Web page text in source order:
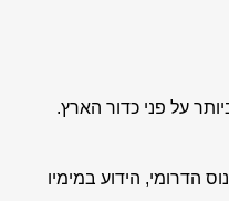
על פני כדור הארץ.
הדרומי, הידוע במימיו